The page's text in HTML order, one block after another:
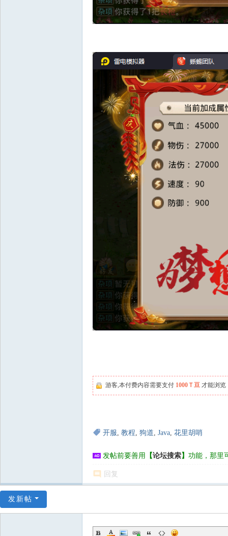
游客,本付费内容需要支付 1000Ｔ豆 才能浏览
开服, 教程, 狗道, Java, 花里胡哨
发帖前要善用 【论坛搜索】 功能，那里
回复
发新帖